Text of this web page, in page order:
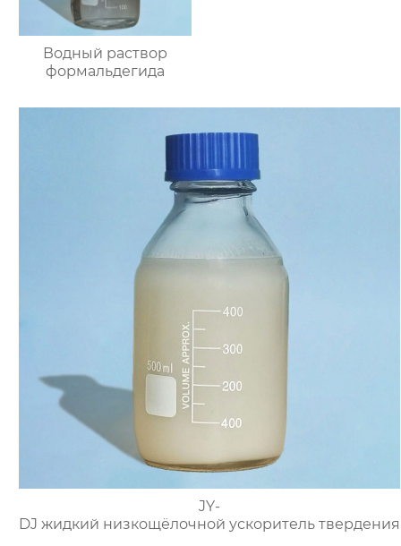
Водный раствор
формальдегида
JY-
DJ жидкий низкощёлочной ускоритель твердения